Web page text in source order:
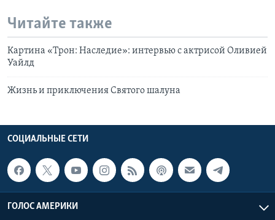
Читайте также
Картина «Трон: Наследие»: интервью с актрисой Оливией
Уайлд
Жизнь и приключения Святого шалуна
СОЦИАЛЬНЫЕ СЕТИ
ГОЛОС АМЕРИКИ